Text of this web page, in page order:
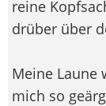
reine
drüber über
Meine Laune
mich so